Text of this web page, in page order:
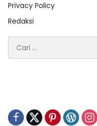
Privacy Policy
Redaksi
untuk: